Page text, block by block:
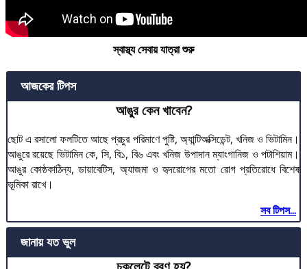
স্বাস্থ্য সেবায় যাত্রা শুরু
আজকের টিপস
আঙুর কেন খাবেন?
ছোট এ রসালো ফলটিতে আছে প্রচুর পরিমাণে পুষ্টি, অ্যান্টিঅক্সিডেন্ট, খনিজ ও ভিটামিন।
আঙুরে রয়েছে ভিটামিন কে, সি, বি১, বি৬ এবং খনিজ উপাদান ম্যাংগানিজ ও পটাশিয়াম।
আঙুর কোষ্ঠকাঠিন্য, ডায়াবেটিস, অ্যাজমা ও হৃদরোগের মতো রোগ প্রতিরোধে বিশেষ
ভূমিকা রাখে।
সব টিপস...
জানায় যত ভুল